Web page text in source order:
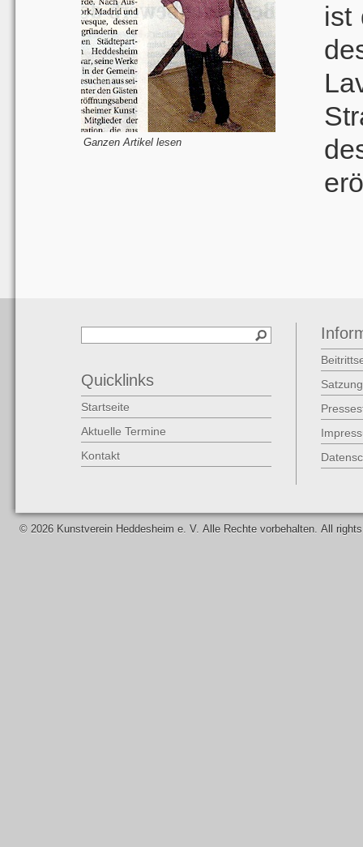
Ganzen Artikel lesen
ist
Quicklinks
Startseite
Aktuelle Termine
Kontakt
Satzung
© 2026 Kunstverein Heddesheim e. V. Alle Rechte vorbehalten. All